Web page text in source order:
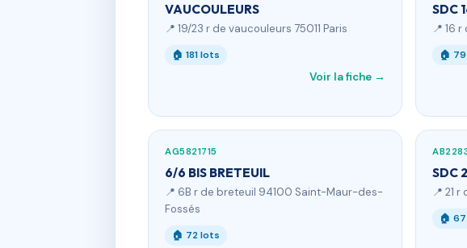
VAUCOULEURS
📍 19/23 r de vaucouleurs 75011 Paris
🏠 181 lots
Voir la fiche →
SDC
📍 16
🏠
AG5821715
6/6 BIS BRETEUIL
📍 6B r de breteuil 94100 Saint-Maur-des-
Fossés
🏠 72 lots
SDC
📍 21
🏠